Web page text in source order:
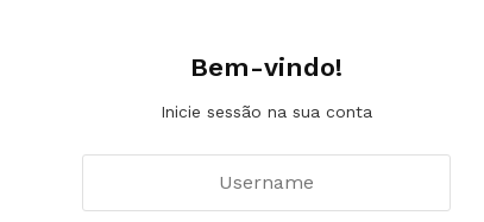
Bem-vindo!
Inicie sessão na sua conta